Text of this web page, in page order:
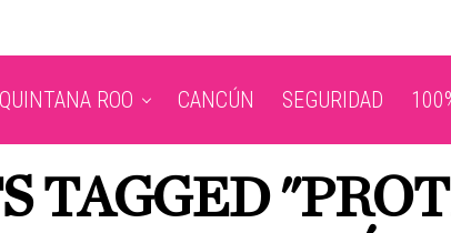
QUINTANA ROO CANCÚN SEGURIDAD
TAGGED